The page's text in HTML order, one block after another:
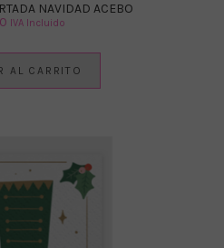
NAVIDAD ACEBO
IVA Incluido
AL CARRITO